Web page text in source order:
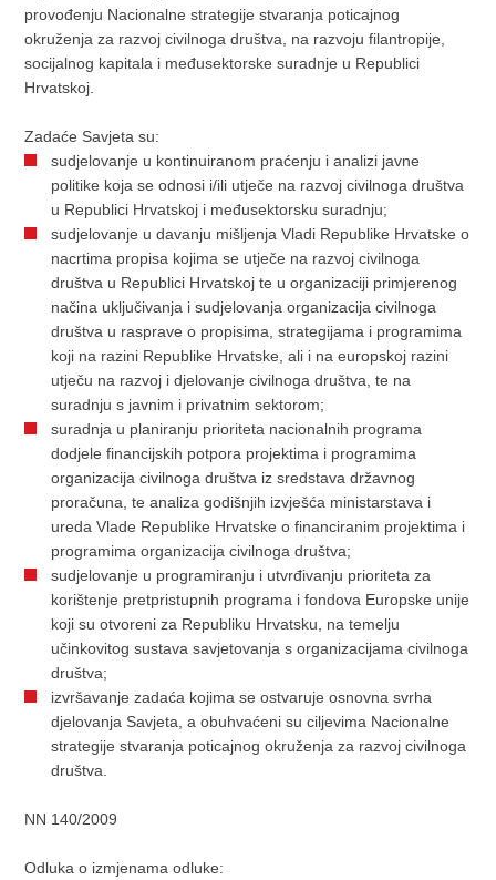
provođenju Nacionalne strategije stvaranja poticajnog
okruženja za razvoj civilnoga društva, na razvoju filantropije,
socijalnog kapitala i međusektorske suradnje u Republici
Hrvatskoj.
Zadaće Savjeta su:
sudjelovanje u kontinuiranom praćenju i analizi javne
politike koja se odnosi i/ili utječe na razvoj civilnoga društva
u Republici Hrvatskoj i međusektorsku suradnju;
sudjelovanje u davanju mišljenja Vladi Republike Hrvatske o
nacrtima propisa kojima se utječe na razvoj civilnoga
društva u Republici Hrvatskoj te u organizaciji primjerenog
načina uključivanja i sudjelovanja organizacija civilnoga
društva u rasprave o propisima, strategijama i programima
koji na razini Republike Hrvatske, ali i na europskoj razini
utječu na razvoj i djelovanje civilnoga društva, te na
suradnju s javnim i privatnim sektorom;
suradnja u planiranju prioriteta nacionalnih programa
dodjele financijskih potpora projektima i programima
organizacija civilnoga društva iz sredstava državnog
proračuna, te analiza godišnjih izvješća ministarstava i
ureda Vlade Republike Hrvatske o financiranim projektima i
programima organizacija civilnoga društva;
sudjelovanje u programiranju i utvrđivanju prioriteta za
korištenje pretpristupnih programa i fondova Europske unije
koji su otvoreni za Republiku Hrvatsku, na temelju
učinkovitog sustava savjetovanja s organizacijama civilnoga
društva;
izvršavanje zadaća kojima se ostvaruje osnovna svrha
djelovanja Savjeta, a obuhvaćeni su ciljevima Nacionalne
strategije stvaranja poticajnog okruženja za razvoj civilnoga
društva.
NN 140/2009
Odluka o izmjenama odluke: